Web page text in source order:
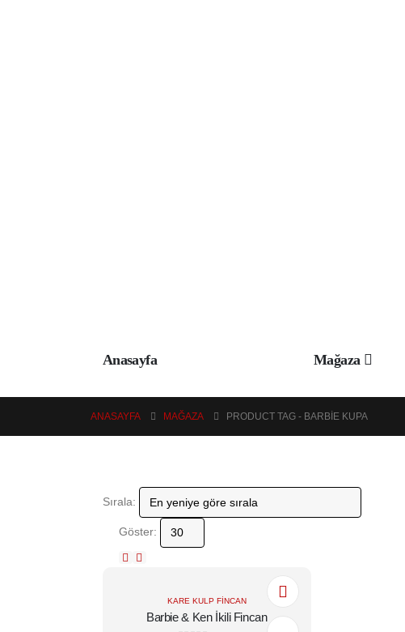
Anasayfa Mağaza
ANASAYFA MAĞAZA PRODUCT TAG - BARBIE KUPA
Sırala:
Göster:
KARE KULP FINCAN
Barbie & Ken İkili Fincan